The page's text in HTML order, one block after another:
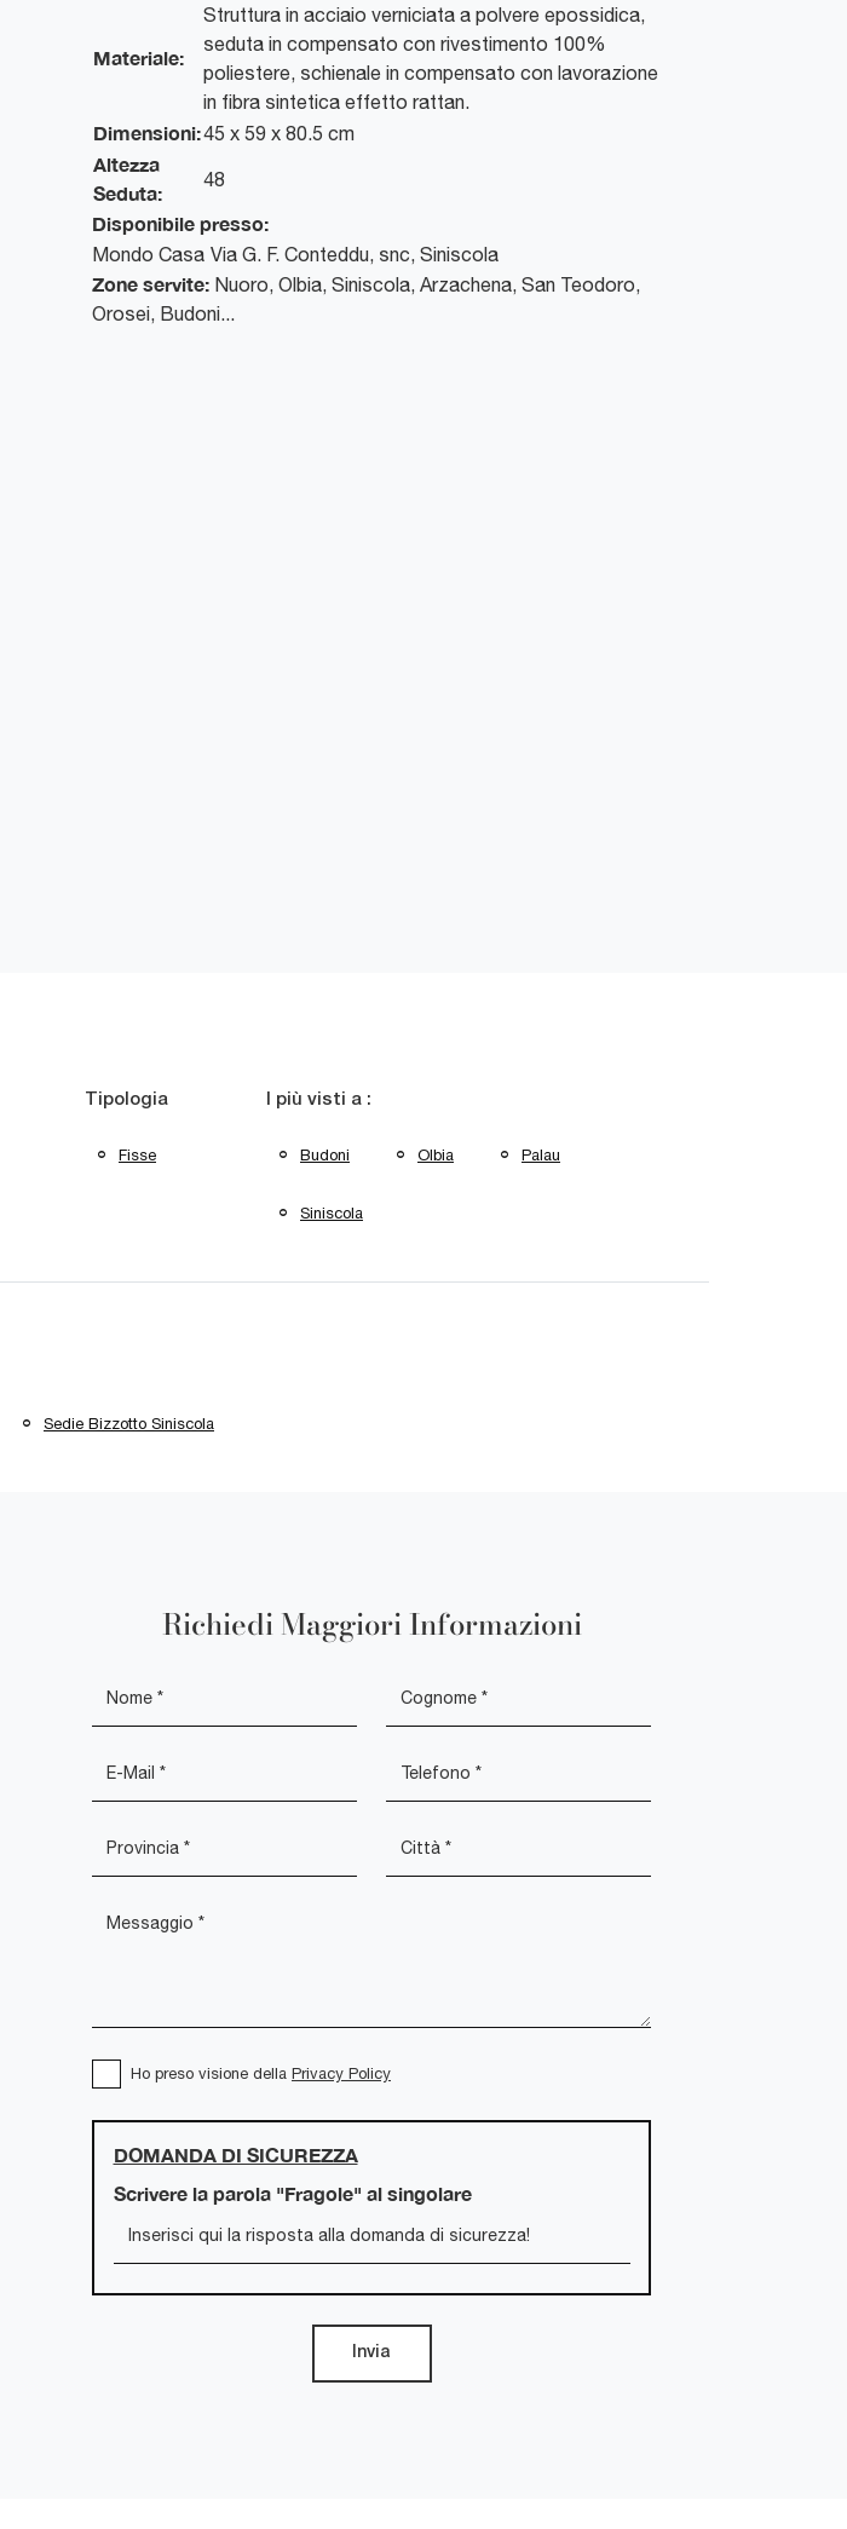
Materiale:
Struttura in acciaio verniciata a polvere epossidica,
seduta in compensato con rivestimento 100%
poliestere, schienale in compensato con lavorazione
in fibra sintetica effetto rattan.
Dimensioni:45 x 59 x 80.5 cm
Altezza
Seduta:
48
Disponibile presso:
Mondo Casa Via G. F. Conteddu, snc, Siniscola
Zone servite: Nuoro, Olbia, Siniscola, Arzachena, San Teodoro,
Orosei, Budoni...
Tipologia
Fisse
I più visti a :
Budoni Olbia Palau
Siniscola
Sedie Bizzotto Siniscola
Richiedi Maggiori Informazioni
Ho preso visione della Privacy Policy
DOMANDA DI SICUREZZA
Scrivere la parola "Fragole" al singolare
Invia